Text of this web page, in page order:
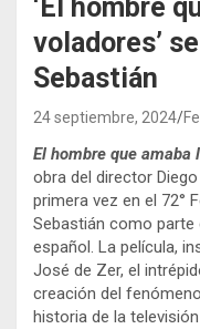
‘El hombre
voladores’
Sebastián
24 septiembre, 2024
El hombre que amaba
obra del director
primera vez en el 72°
Sebastián como parte
español. La película,
José de Zer, el
creación del
historia de la